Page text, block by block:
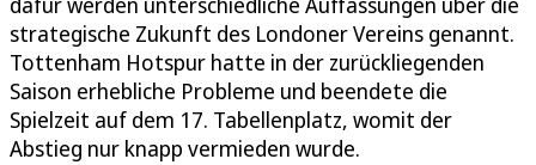
strategische Zukunft des Londoner Vereins genannt.
Tottenham Hotspur hatte in der zurückliegenden
Saison erhebliche Probleme und beendete die
Spielzeit auf dem 17. Tabellenplatz, womit der
Abstieg nur knapp vermieden wurde.